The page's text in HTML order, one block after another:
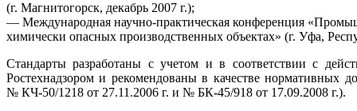
(г. Магнитогорск, декабрь 2007 г.);
— Международная научно-практическая конференция
химически опасных производственных объектах» (г. Уфа,
Стандарты разработаны с учетом и в соответствии с
Ростехнадзором и рекомендованы в качестве нормативных
№ КЧ-50/1218 от 27.11.2006 г. и № БК-45/918 от 17.09.2008 г.).